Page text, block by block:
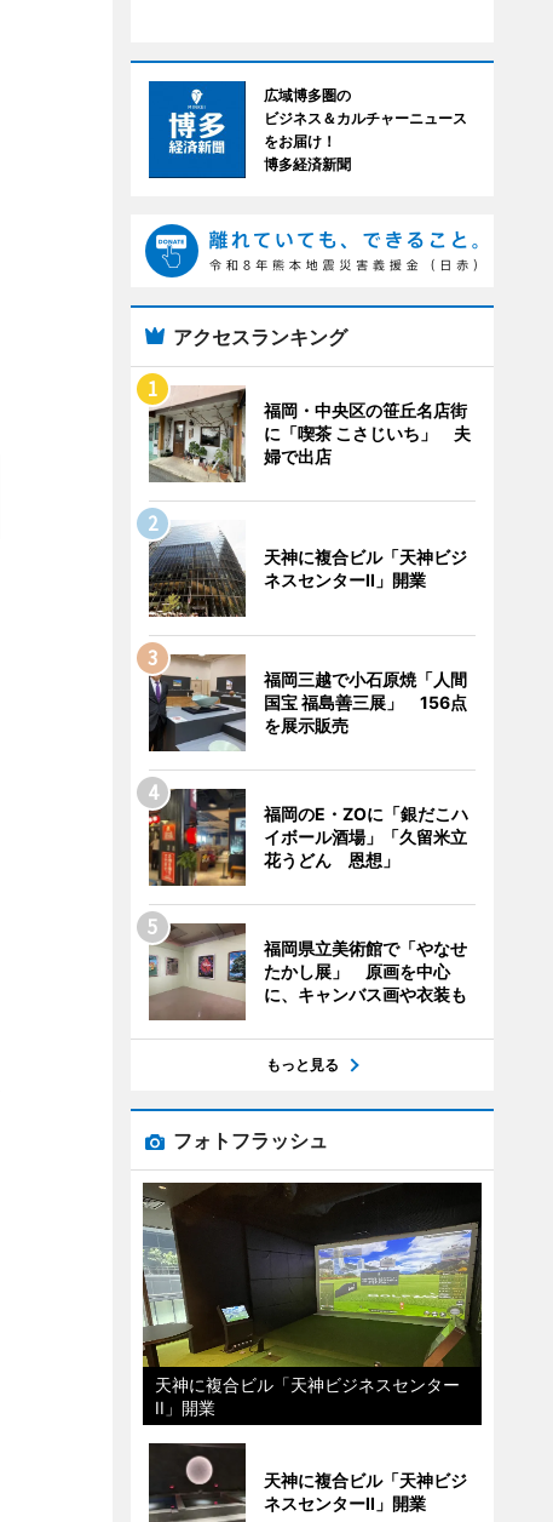
広域博多圏の
ビジネス＆カルチャーニュース
をお届け！
博多経済新聞
アクセスランキング
福岡・中央区の笹丘名店街
に「喫茶 こさじいち」 夫
婦で出店
天神に複合ビル「天神ビジ
ネスセンターII」開業
福岡三越で小石原焼「人間
国宝 福島善三展」 156点
を展示販売
福岡のE・ZOに「銀だこハ
イボール酒場」「久留米立
花うどん 恩想」
福岡県立美術館で「やなせ
たかし展」 原画を中心
に、キャンバス画や衣装も
もっと見る
フォトフラッシュ
天神に複合ビル「天神ビジネスセンター
II」開業
天神に複合ビル「天神ビジ
ネスセンターII」開業